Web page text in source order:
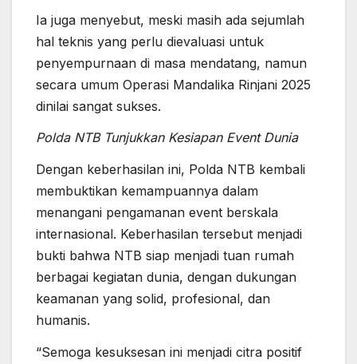
Ia juga menyebut, meski masih ada sejumlah
hal teknis yang perlu dievaluasi untuk
penyempurnaan di masa mendatang, namun
secara umum Operasi Mandalika Rinjani 2025
dinilai sangat sukses.
Polda NTB Tunjukkan Kesiapan Event Dunia
Dengan keberhasilan ini, Polda NTB kembali
membuktikan kemampuannya dalam
menangani pengamanan event berskala
internasional. Keberhasilan tersebut menjadi
bukti bahwa NTB siap menjadi tuan rumah
berbagai kegiatan dunia, dengan dukungan
keamanan yang solid, profesional, dan
humanis.
“Semoga kesuksesan ini menjadi citra positif